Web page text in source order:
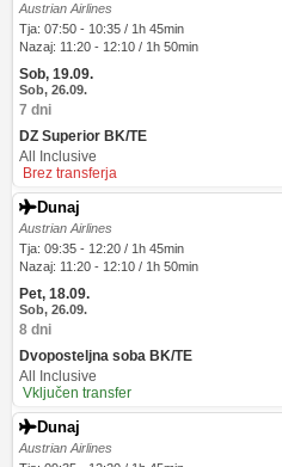
Austrian Airlines
Tja: 07:50 - 10:35 / 1h 45min
Nazaj: 11:20 - 12:10 / 1h 50min
Sob, 19.09.
Sob, 26.09.
7 dni
DZ Superior BK/TE
All Inclusive
Brez transferja
Dunaj
Austrian Airlines
Tja: 09:35 - 12:20 / 1h 45min
Nazaj: 11:20 - 12:10 / 1h 50min
Pet, 18.09.
Sob, 26.09.
8 dni
Dvoposteljna soba BK/TE
All Inclusive
Vključen transfer
Dunaj
Austrian Airlines